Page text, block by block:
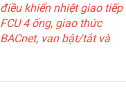
điều khiển nhiệt giao tiếp
FCU 4 ống, giao thức
BACnet, van bật/tắt và